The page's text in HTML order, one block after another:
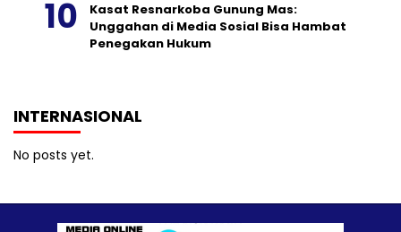
Kasat Resnarkoba Gunung Mas:
Unggahan di Media Sosial Bisa Hambat
Penegakan Hukum
INTERNASIONAL
No posts yet.